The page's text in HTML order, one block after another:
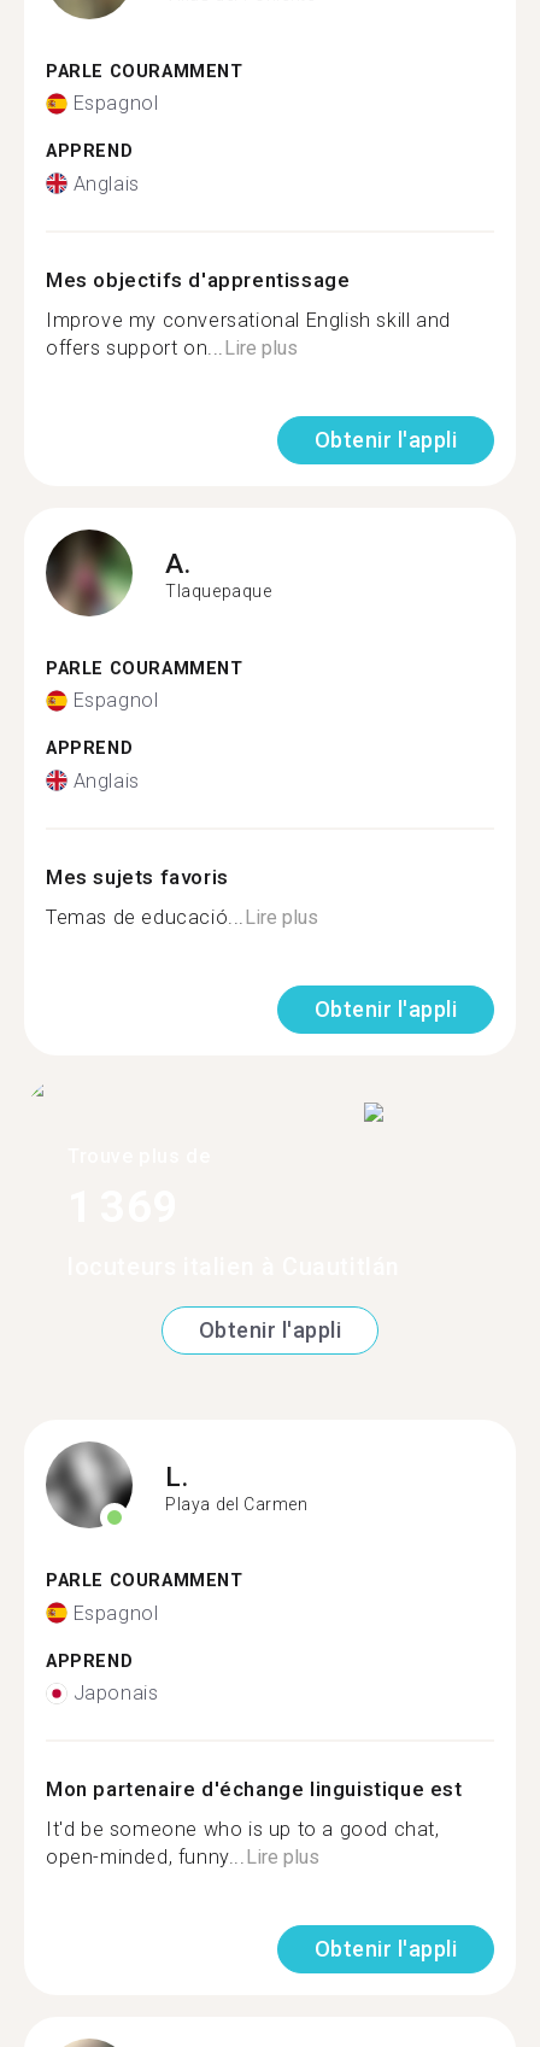
PARLE COURAMMENT
Espagnol
APPREND
Anglais
Mes objectifs d'apprentissage
Improve my conversational English skill and
offers support on... Lire plus
Obtenir l'appli
A.
Tlaquepaque
PARLE COURAMMENT
Espagnol
APPREND
Anglais
Mes sujets favoris
Temas de educació... Lire plus
Obtenir l'appli
Obtenir l'appli
L.
Playa del Carmen
PARLE COURAMMENT
Espagnol
APPREND
Japonais
Mon partenaire d'échange linguistique est
It'd be someone who is up to a good chat,
open-minded, funny...Lire plus
Obtenir l'appli